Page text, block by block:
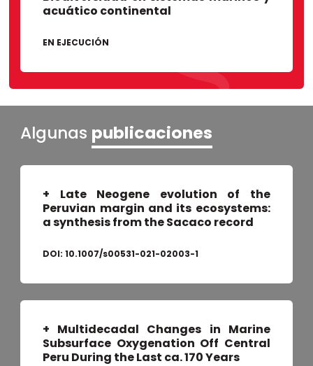
acuático continental
EN EJECUCIÓN
Algunas publicaciones
+ Late Neogene evolution of the
Peruvian margin and its ecosystems:
a synthesis from the Sacaco record
DOI:10.1007/s00531-021-02003-1
+ Multidecadal Changes in Marine
Subsurface Oxygenation Off Central
Peru During the Last ca. 170 Years